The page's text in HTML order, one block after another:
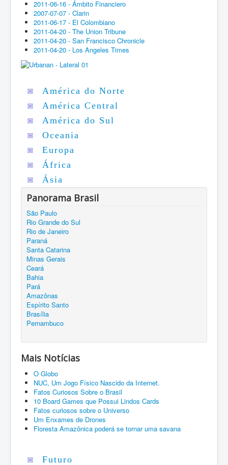
2011-06-16 - Ámbito Financiero
2007-07-07 - Clarin
2011-06-17 - El Colombiano
2011-04-20 - The Union Tribune
2011-04-20 - San Francisco Chronicle
2011-04-20 - Los Angeles Times
◙
América do Norte
◙
América Central
◙
América do Sul
◙
Oceania
◙
Europa
◙
África
◙
Ásia
Panorama Brasil
São Paulo
Rio Grande do Sul
Rio de Janeiro
Paraná
Santa Catarina
Minas Gerais
Ceará
Bahia
Pará
Amazônas
Espírito Santo
Brasília
Pernambuco
Mais Notícias
O Globo
NUC, Um Jogo Físico Nascido da Internet.
Fatos Curiosos Sobre o Brasil
10 Board Games que Possui Lindos Cards
Fatos curiosos sobre o Universo
Um Enxames de Drones
Floresta Amazônica poderá se tornar uma savana
◙
Futuro